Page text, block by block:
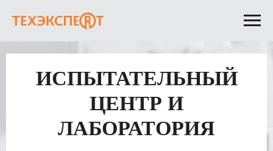
ИСПЫТАТЕЛЬНЫЙ
ЦЕНТР И
ЛАБОРАТОРИЯ